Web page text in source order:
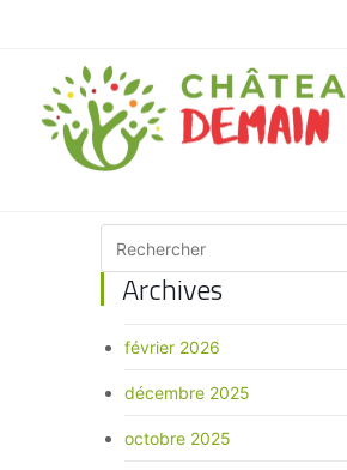
Archives
février 2026
décembre 2025
octobre 2025